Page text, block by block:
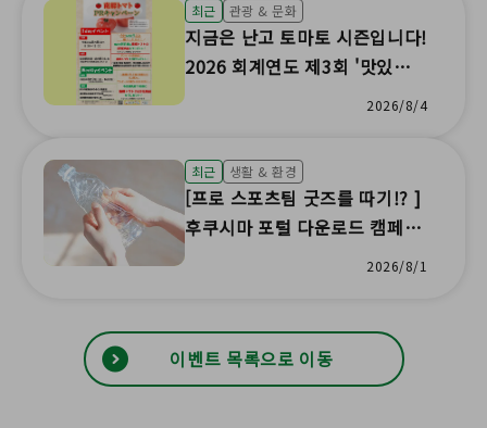
최근 관광 & 문화
지금은 난고 토마토 시즌입니다!
2026 회계연도 제3회 '맛있는
후쿠시마 이타다키마!' 캠페인이
2026/8/4
최근 생활 & 환경
[프로 스포츠팀 굿즈를 따기!? ]
후쿠시마 포털 다운로드 캠페인
2026/8/1
이벤트 목록으로 이동